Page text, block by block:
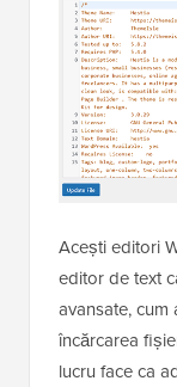
Acești editori
editor de text
avansate,
încărcarea
lucru face ca